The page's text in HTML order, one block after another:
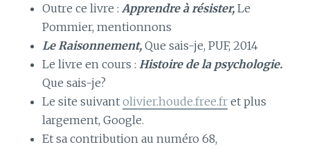
Outre ce livre : Apprendre à résister,Le
Pommier, mentionnons
Le Raisonnement,Que sais-je, PUF, 2014
Le livre en cours : Histoire de la psychologie.
Que sais-je?
Le site suivant olivier.houde.free.fret plus
largement, Google.
Et sa contribution au numéro 68,